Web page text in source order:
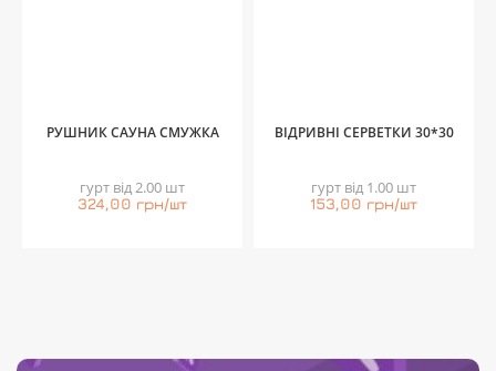
РУШНИК САУНА СМУЖКА
гурт від 2.00 шт
324,00 грн/шт
ВІДРИВНІ СЕРВЕТКИ 30*30
гурт від 1.00 шт
153,00 грн/шт